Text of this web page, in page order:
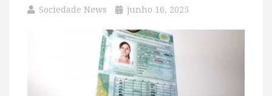
Sociedade News junho 16, 2025